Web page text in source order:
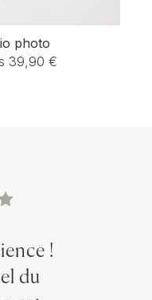
photo
39,90 €
!
du